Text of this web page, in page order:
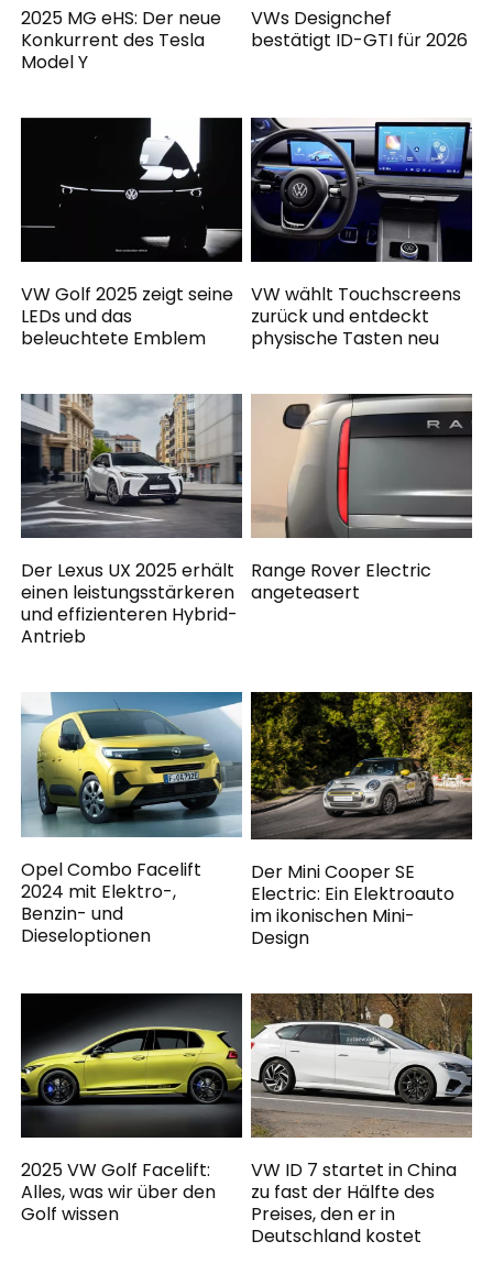
2025 MG eHS: Der neue
Konkurrent des Tesla
Model Y
VWs Designchef
bestätigt ID-GTI für 2026
VW Golf 2025 zeigt seine
LEDs und das
beleuchtete Emblem
VW wählt Touchscreens
zurück und entdeckt
physische Tasten neu
Der Lexus UX 2025 erhält
einen leistungsstärkeren
und effizienteren Hybrid-
Antrieb
Range Rover Electric
angeteasert
Opel Combo Facelift
2024 mit Elektro-,
Benzin- und
Dieseloptionen
Der Mini Cooper SE
Electric: Ein Elektroauto
im ikonischen Mini-
Design
2025 VW Golf Facelift:
Alles, was wir über den
Golf wissen
VW ID 7 startet in China
zu fast der Hälfte des
Preises, den er in
Deutschland kostet